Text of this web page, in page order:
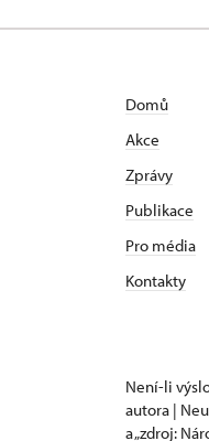
Domů
Akce
Zprávy
Publikace
Pro média
Kontakty
Není-li
autora |
a „zdroj: